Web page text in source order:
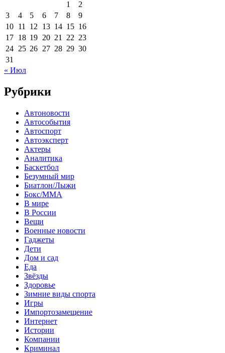
1
2
3
4 5 6 7 8
9
10 11 12 13 14 15 16
17 18 19 20 21 22 23
24 25 26 27 28 29 30
31
« Июл
Рубрики
Автоновости
Автособытия
Автоспорт
Автоэксперт
Актеры
Аналитика
Баскетбол
Безумный мир
Биатлон/Лыжи
Бокс/MMA
В мире
В России
Вещи
Военные новости
Гаджеты
Дети
Дом и сад
Еда
Звёзды
Здоровье
Зимние виды спорта
Игры
Импортозамещение
Интернет
Истории
Компании
Криминал